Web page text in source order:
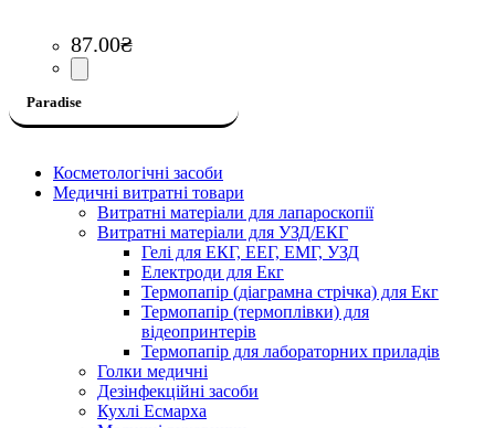
87.00₴
Paradise
Косметологічні засоби
Медичні витратні товари
Витратні матеріали для лапароскопії
Витратні матеріали для УЗД/ЕКГ
Гелі для ЕКГ, ЕЕГ, ЕМГ, УЗД
Електроди для Екг
Термопапір (діаграмна стрічка) для Екг
Термопапір (термоплівки) для
відеопринтерів
Термопапір для лабораторних приладів
Голки медичні
Дезінфекційні засоби
Кухлі Есмарха